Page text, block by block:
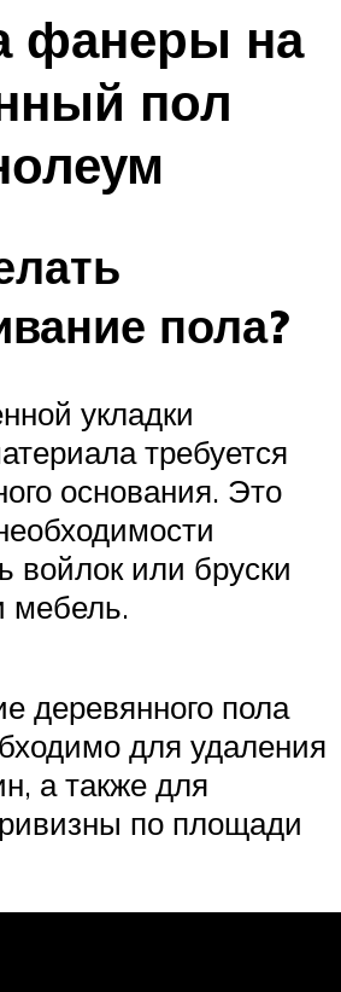
фанеры на
пол
пола?
укладки
требуется
основания. Это
войлок или бруски
мебель.
деревянного пола
для удаления
а также для
по площади